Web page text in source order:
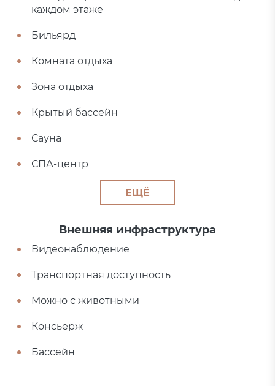
каждом этаже
Бильярд
Комната отдыха
Зона отдыха
Крытый бассейн
Сауна
СПА-центр
ЕЩЁ
Внешняя инфраструктура
Видеонаблюдение
Транспортная доступность
Можно с животными
Консьерж
Бассейн